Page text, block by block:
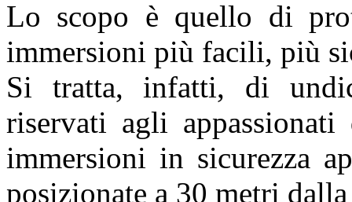
Lo scopo è quello di
immersioni più facili, più
Si tratta, infatti, di
riservati agli
immersioni in sicurezza
posizionate a 30 metri